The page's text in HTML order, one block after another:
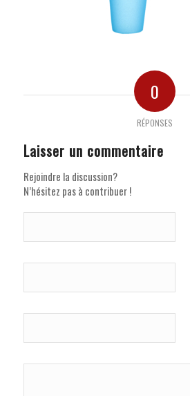
0
RÉPONSES
Laisser un commentaire
Rejoindre la discussion?
N’hésitez pas à contribuer !